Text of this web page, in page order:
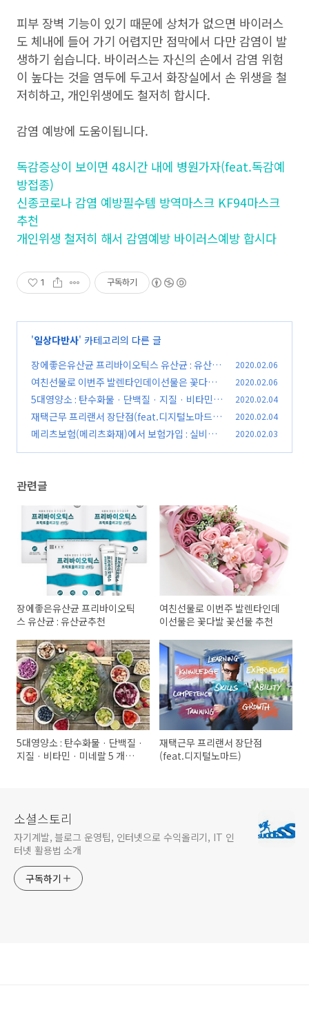
피부 장벽 기능이 있기 때문에 상처가 없으면 바이러스
도 체내에 들어 가기 어렵지만 점막에서 다만 감염이 발
생하기 쉽습니다. 바이러스는 자신의 손에서 감염 위험
이 높다는 것을 염두에 두고서 화장실에서 손 위생을 철
저히하고, 개인위생에도 철저히 합시다.
감염 예방에 도움이됩니다.
독감증상이 보이면 48시간 내에 병원가자(feat.독감예
방접종)
신종코로나 감염 예방필수템 방역마스크 KF94마스크
추천
개인위생 철저히 해서 감염예방 바이러스예방 합시다
1 구독하기
'일상다반사' 카테고리의 다른 글
장에좋은유산균 프리바이오틱스 유산균 : 유산균
추천
(0)
2020.02.06
여친선물로 이번주 발렌타인데이선물은 꽃다발
꽃선물 추천
(0)
2020.02.06
5대영양소 : 탄수화물 · 단백질 · 지질 · 비타민 ·
미네랄 5 개의 영양소 (0)
2020.02.04
재택근무 프리랜서 장단점(feat.디지털노마드)
(0)
2020.02.04
메리츠보험(메리츠화재)에서 보험가입 : 실비보
2020.02.03
관련글
장에좋은유산균 프리바이오틱
스 유산균 : 유산균추천
여친선물로 이번주 발렌타인데
이선물은 꽃다발 꽃선물 추천
5대영양소 : 탄수화물 · 단백질 ·
지질 · 비타민 · 미네랄 5 개의
재택근무 프리랜서 장단점
(feat.디지털노마드)
소셜스토리
자기계발, 블로그 운영팁, 인터넷으로 수익올리기, IT 인
터넷 활용법 소개
구독하기